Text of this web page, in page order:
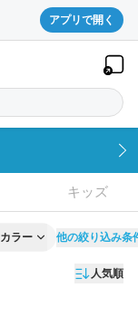
アプリで開く
キッズ
カラー 他の絞り込み条
人気順